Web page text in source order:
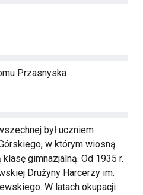
Przasnyska
był uczniem
w którym wiosną
gimnazjalną. Od 1935 r.
Drużyny Harcerzy im.
W latach okupacji